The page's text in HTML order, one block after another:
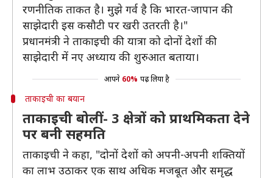
रणनीतिक ताकत है। मुझे गर्व है कि भारत-जापान की
साझेदारी इस कसौटी पर खरी उतरती है।"
प्रधानमंत्री ने ताकाइची की यात्रा को दोनों देशों की
साझेदारी में नए अध्याय की शुरुआत बताया।
आपने 60% पढ़ लिया है
ताकाइची का बयान
ताकाइची बोलीं- 3 क्षेत्रों को प्राथमिकता देने
पर बनी सहमति
ताकाइची ने कहा, "दोनों देशों को अपनी-अपनी शक्तियों
का लाभ उठाकर एक साथ अधिक मजबूत और समृद्ध